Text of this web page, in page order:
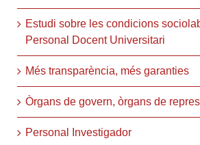
Estudi sobre les condicions
Personal Docent Universitari
Més transparència, més garanties
Òrgans de govern, òrgans de
Personal Investigador